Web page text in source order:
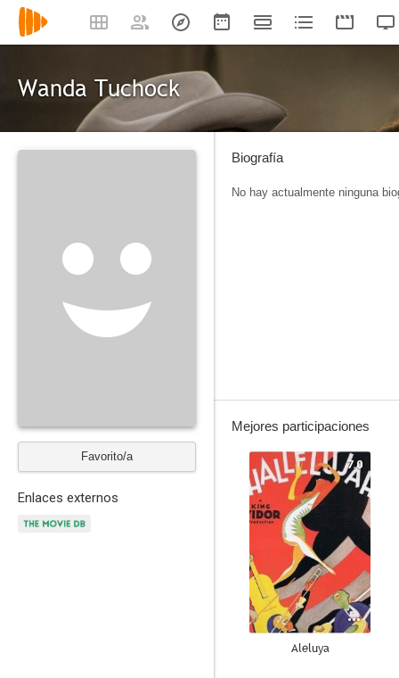
Wanda Tuchock
Favorito/a
Enlaces externos
Biografía
No hay actualmente ninguna
Mejores participaciones
7.0
Aleluya